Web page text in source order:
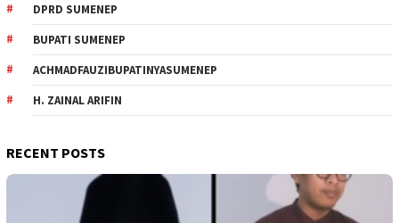
DPRD SUMENEP
BUPATI SUMENEP
ACHMADFAUZIBUPATINYASUMENEP
H. ZAINAL ARIFIN
RECENT POSTS